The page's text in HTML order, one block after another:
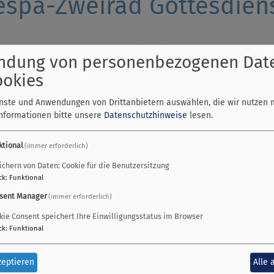
Zweirad
findet unser erster
statt.
für alle "Zweiradler" und
Euch Eure Zweiräder (oder Dreiräder oder......) und kommt
um
aus vollen Kübeln regnet, feiern wir in der
Gottesdienst an diesem Sonntag in unserer Gemeinde!
auf Euch
(Pfarrer) und Jörg Hammerbacher (Dekan)
von personenbezogenen
und Anwendungen von Drittanbietern auswählen, die wir nutzen
bitte unsere Datenschutzhinweise lesen.
(immer erforderlich)
von Daten: Cookie für die Benutzersitzung
: Funktional
Manager(immer erforderlich)
Consent speichert Ihre Einwilligungsstatus im Browser
: Funktional
Alle